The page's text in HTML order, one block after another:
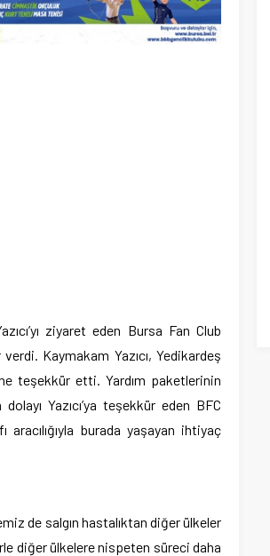
ziyaret eden Bursa Fan Club
Kaymakam Yazıcı, Yedikardeş
teşekkür etti. Yardım paketlerinin
Yazıcı’ya teşekkür eden BFC
aracılığıyla burada yaşayan ihtiyaç
de salgın hastalıktan diğer ülkeler
diğer ülkelere nispeten süreci daha